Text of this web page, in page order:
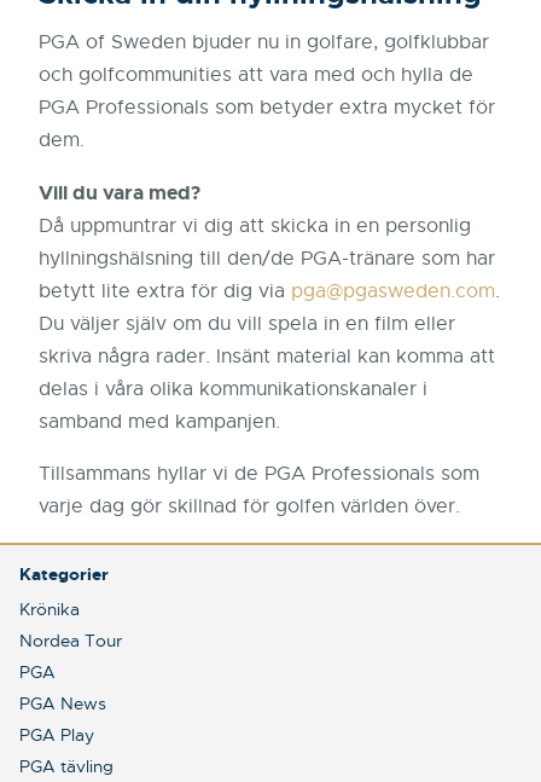
PGA of Sweden bjuder nu in golfare, golfklubbar
och golfcommunities att vara med och hylla de
PGA Professionals som betyder extra mycket för
dem.
Vill du vara med?
Då uppmuntrar vi dig att skicka in en personlig
hyllningshälsning till den/de PGA-tränare som har
betytt lite extra för dig via pga@pgasweden.com.
Du väljer själv om du vill spela in en film eller
skriva några rader. Insänt material kan komma att
delas i våra olika kommunikationskanaler i
samband med kampanjen.
Tillsammans hyllar vi de PGA Professionals som
varje dag gör skillnad för golfen världen över.
Kategorier
Krönika
Nordea Tour
PGA
PGA News
PGA Play
PGA tävling